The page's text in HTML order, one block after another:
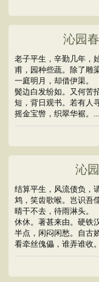
沁园
老子平生，辛勤几年，
甫，园种些蔬。除了雕
一庭明月，却借伊渠。
鬓边白发纷如。又何苦
短，背日观书。若有人
摇金宝辔，织翠华裾。...
沁
结算平生，风流债负，
鸩，笑齿歌喉。岂识吾
晴干不去，待雨淋头。
休休。著甚来由。硬铁
半点，闲闷闲愁。自古
看牵丝傀儡，谁弄谁收